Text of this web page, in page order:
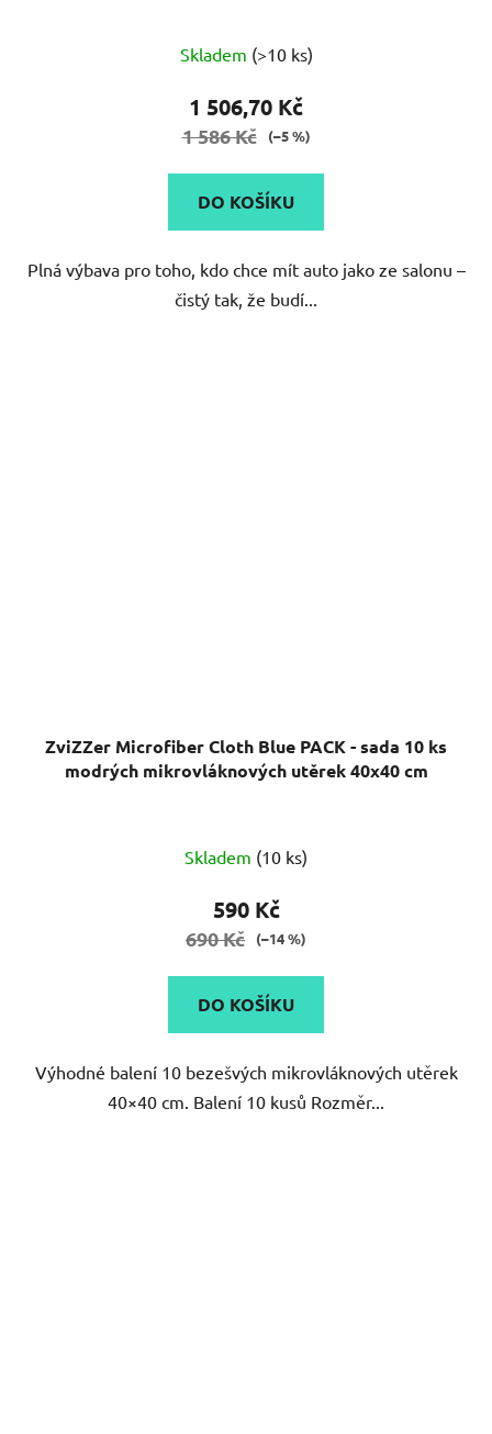
Skladem (>10 ks)
1 506,70 Kč
1 586 Kč (–5 %)
DO KOŠÍKU
Plná výbava pro toho, kdo chce mít auto jako ze salonu –
čistý tak, že budí...
ZviZZer Microfiber Cloth Blue PACK - sada 10 ks
modrých mikrovláknových utěrek 40x40 cm
Skladem (10 ks)
590 Kč
690 Kč (–14 %)
DO KOŠÍKU
Výhodné balení 10 bezešvých mikrovláknových utěrek
40×40 cm. Balení 10 kusů Rozměr...